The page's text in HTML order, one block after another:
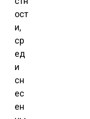
ост
и,
ср
ед
и
сн
ес
ен